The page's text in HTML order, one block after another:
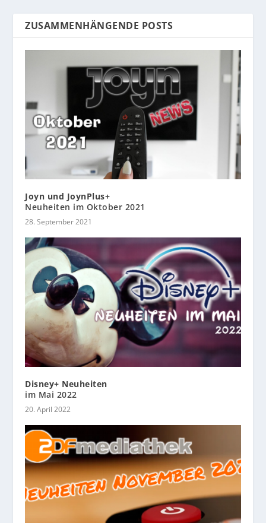
ZUSAMMENHÄNGENDE POSTS
Joyn und JoynPlus+
Neuheiten im Oktober 2021
28. September 2021
Disney+ Neuheiten
im Mai 2022
20. April 2022